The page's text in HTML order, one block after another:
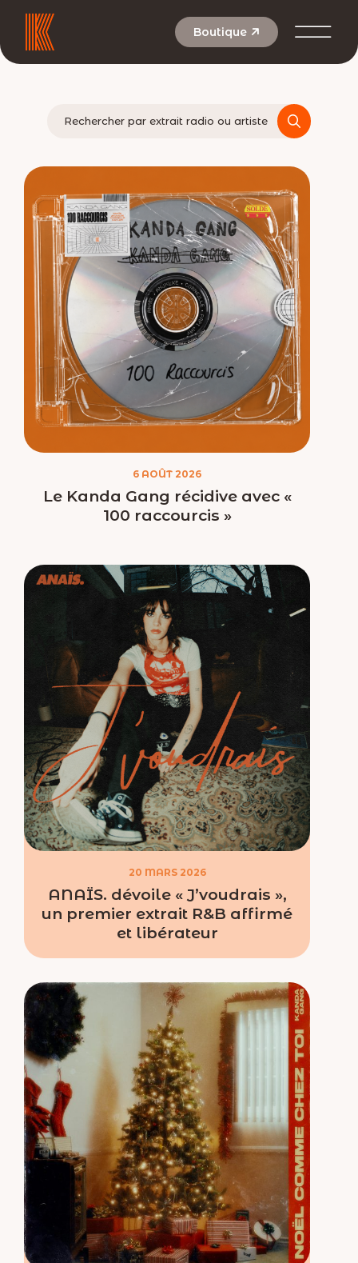
contenu
Boutique
6 AOÛT 2026
Le Kanda Gang récidive avec «
100 raccourcis »
20 MARS 2026
ANAÏS. dévoile « J’voudrais »,
un premier extrait R&B affirmé
et libérateur
Rechercher :